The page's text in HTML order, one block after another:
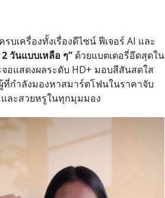
บเครื่องทั้งเรื่องดีไซน์ ฟีเจอร์ AI และ
วันแบบเหลือ ๆ”ด้วยแบตเตอรี่อึดสุดใน
อแสดงผลระดับ HD+ มอบสีสันสดใส
กำลังมองหาสมาร์ตโฟนในราคาจับ
ละสวยหรูในทุกมุมมอง